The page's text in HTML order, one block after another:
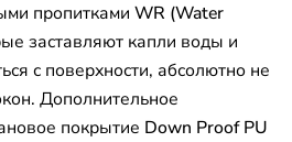
пропитками WR (Water
заставляют капли воды и
с поверхности, абсолютно не
Дополнительное
покрытие Down Proof PU